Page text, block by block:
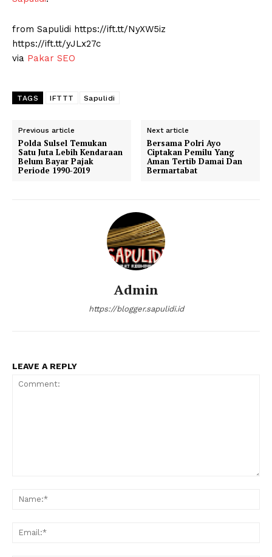
from Sapulidi https://ift.tt/NyXW5iz
https://ift.tt/yJLx27c
via Pakar SEO
TAGS IFTTT Sapulidi
Previous article
Polda Sulsel Temukan
Satu Juta Lebih Kendaraan
Belum Bayar Pajak
Periode 1990-2019
Next article
Bersama Polri Ayo
Ciptakan Pemilu Yang
Aman Tertib Damai Dan
Bermartabat
Admin
https://blogger.sapulidi.id
LEAVE A REPLY